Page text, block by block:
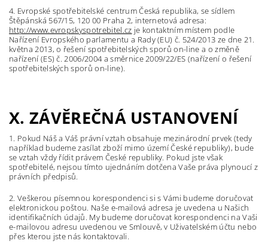
4. Evropské spotřebitelské centrum Česká republika, se sídlem
Štěpánská 567/15, 120 00 Praha 2, internetová adresa:
http://www.evropskyspotrebitel.cz je kontaktním místem podle
Nařízení Evropského parlamentu a Rady (EU) č. 524/2013 ze dne 21.
května 2013, o řešení spotřebitelských sporů on-line a o změně
nařízení (ES) č. 2006/2004 a směrnice 2009/22/ES (nařízení o řešení
spotřebitelských sporů on-line).
X. ZÁVĚREČNÁ USTANOVENÍ
1. Pokud Náš a Váš právní vztah obsahuje mezinárodní prvek (tedy
například budeme zasílat zboží mimo území České republiky), bude
se vztah vždy řídit právem České republiky. Pokud jste však
spotřebitelé, nejsou tímto ujednáním dotčena Vaše práva plynoucí z
právních předpisů.
2. Veškerou písemnou korespondenci si s Vámi budeme doručovat
elektronickou poštou. Naše e-mailová adresa je uvedena u Našich
identifikačních údajů. My budeme doručovat korespondenci na Vaši
e-mailovou adresu uvedenou ve Smlouvě, v Uživatelském účtu nebo
přes kterou jste nás kontaktovali.